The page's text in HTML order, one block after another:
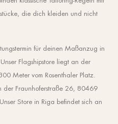
die dich kleiden und nicht
für deinen Maßanzug in
Flagshipstore liegt an der
Meter vom Rosenthaler Platz.
der Fraunhoferstraße 26, 80469
Store in Riga befindet sich an